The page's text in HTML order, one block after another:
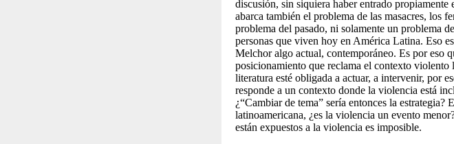
discusión, sin siquiera haber entrado
abarca también el problema de las masacres, los
problema del pasado, ni solamente un problema
personas que viven hoy en América Latina. Eso
Melchor algo actual, contemporáneo. Es por eso
posicionamiento que reclama el contexto
literatura esté obligada a actuar, a intervenir, por
responde a un contexto donde la violencia está
¿“Cambiar de tema” sería entonces la
latinoamericana, ¿es la violencia un evento
están expuestos a la violencia es imposible.